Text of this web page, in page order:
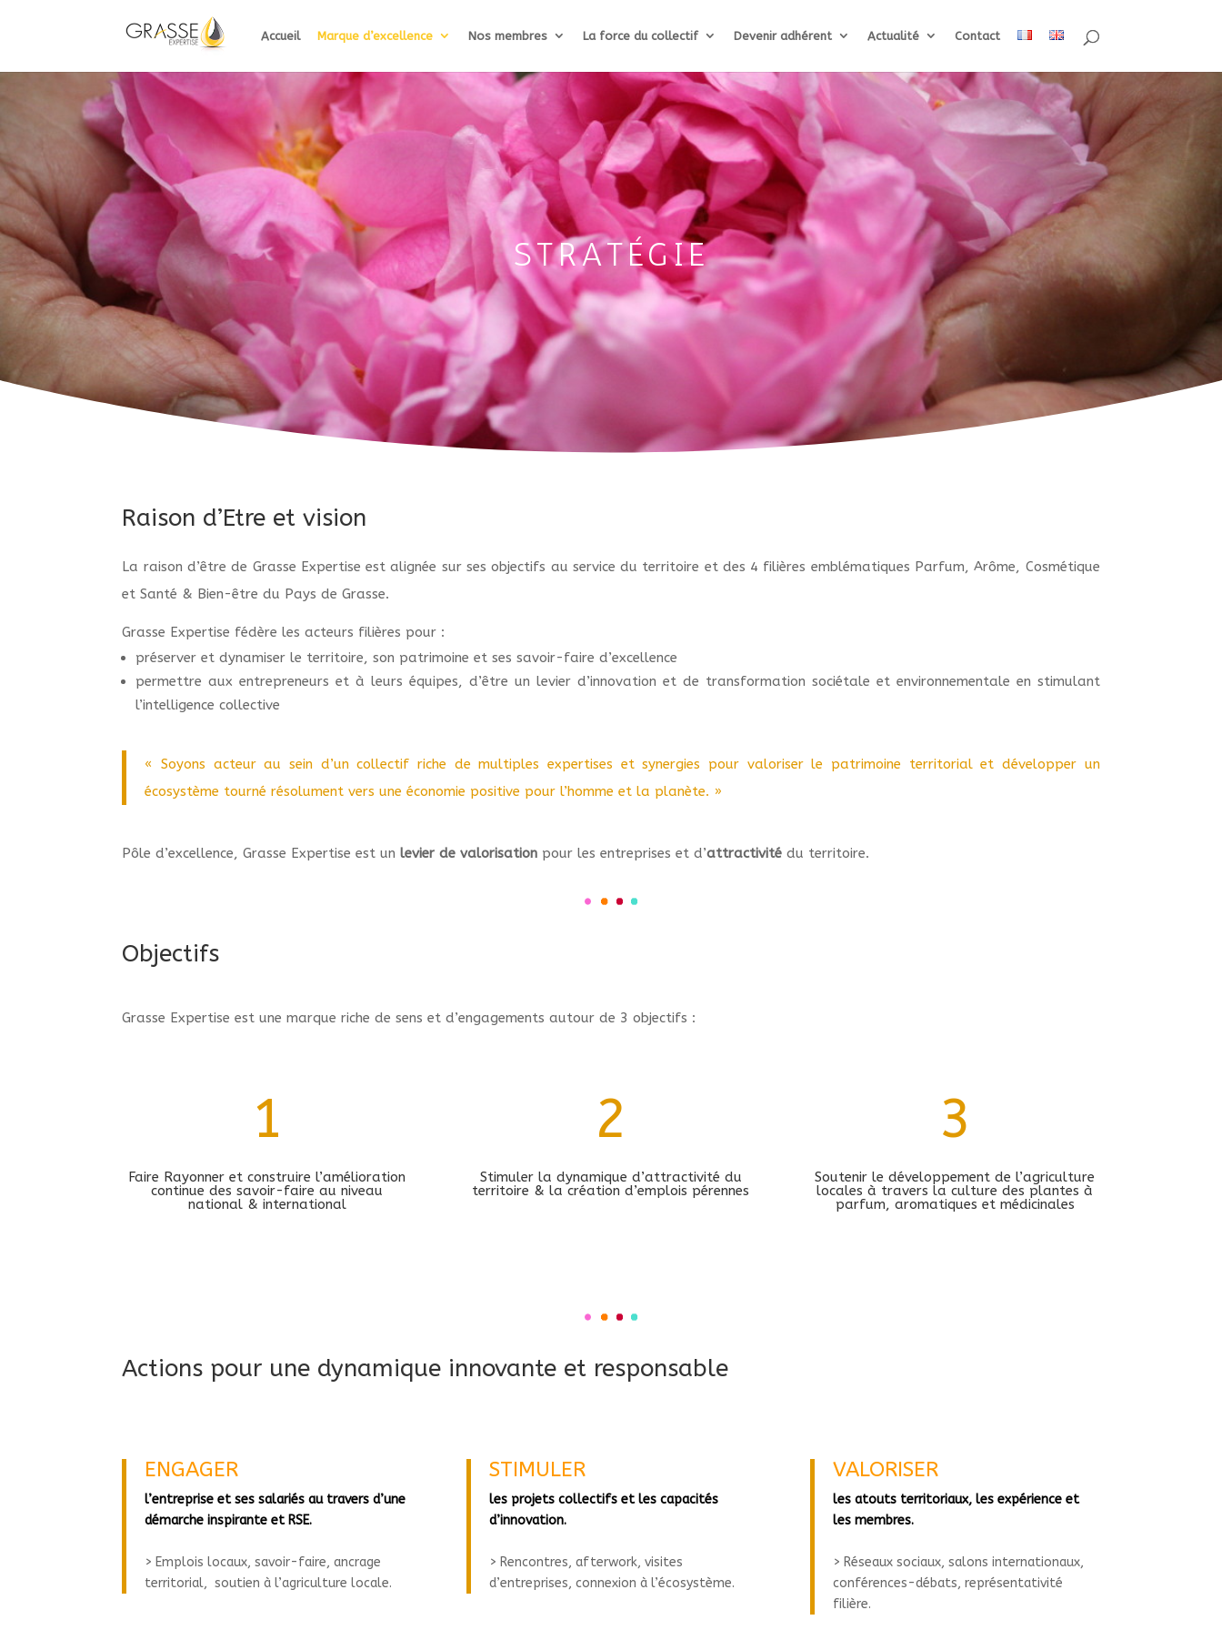
Accueil Marque d’excellence Nos membres La force du collectif Devenir adhérent Actualité Contact
STRATÉGIE
Raison d’Etre et vision
La raison d’être de Grasse Expertise est alignée sur ses objectifs au service du territoire et des 4 filières emblématiques Parfum, Arôme, Cosmétique
et Santé & Bien-être du Pays de Grasse.
Grasse Expertise fédère les acteurs filières pour :
préserver et dynamiser le territoire, son patrimoine et ses savoir-faire d’excellence
permettre aux entrepreneurs et à leurs équipes, d’être un levier d’innovation et de transformation sociétale et environnementale en stimulant
l’intelligence collective
« Soyons acteur au sein d’un collectif riche de multiples expertises et synergies pour valoriser le patrimoine territorial et développer un
écosystème tourné résolument vers une économie positive pour l’homme et la planète. »
Pôle d’excellence, Grasse Expertise est unlevier de valorisation pour les entreprises et d’attractivité du territoire.
Objectifs
Grasse Expertise est une marque riche de sens et d’engagements autour de 3 objectifs :
1
Faire Rayonner et construire l’amélioration
continue des savoir-faire au niveau
national & international
2
Stimuler la dynamique d’attractivité du
territoire & la création d’emplois pérennes
3
Soutenir le développement de l’agriculture
locales à travers la culture des plantes à
parfum, aromatiques et médicinales
Actions pour une dynamique innovante et responsable
ENGAGER
l’entreprise et ses salariés au travers d’une
démarche inspirante et RSE.
> Emplois locaux, savoir-faire, ancrage
territorial, soutien à l’agriculture locale.
STIMULER
les projets collectifs et les capacités
d’innovation.
> Rencontres, afterwork, visites
d’entreprises, connexion à l’écosystème.
VALORISER
les atouts territoriaux, les expérience et
les membres.
> Réseaux sociaux, salons internationaux,
conférences-débats, représentativité
filière.